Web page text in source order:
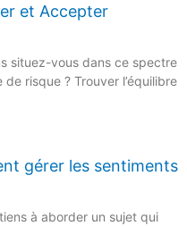
et Accepter
situez-vous dans ce spectre
risque ? Trouver l’équilibre
gérer les sentiments
à aborder un sujet qui